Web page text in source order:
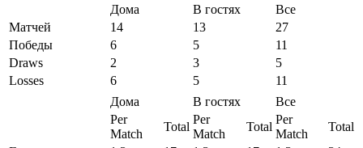
Дома
В гостях
Все
Матчей
14 13
27
Победы
6 5
11
Draws
2 3
5
Losses
6 5
11
Дома
В гостях
Все
Per
Match
Total
Per
Match
Total
Per
Match
Total